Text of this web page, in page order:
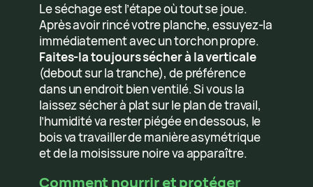
Le séchage est l’étape où tout se joue.
Après avoir rincé votre planche, essuyez-la
immédiatement avec un torchon propre.
Faites-la toujours sécher à la verticale
(debout sur la tranche), de préférence
dans un endroit bien ventilé. Si vous la
laissez sécher à plat sur le plan de travail,
l’humidité va rester piégée en dessous, le
bois va travailler de manière asymétrique
et de la moisissure noire va apparaître.
Comment nourrir et protéger